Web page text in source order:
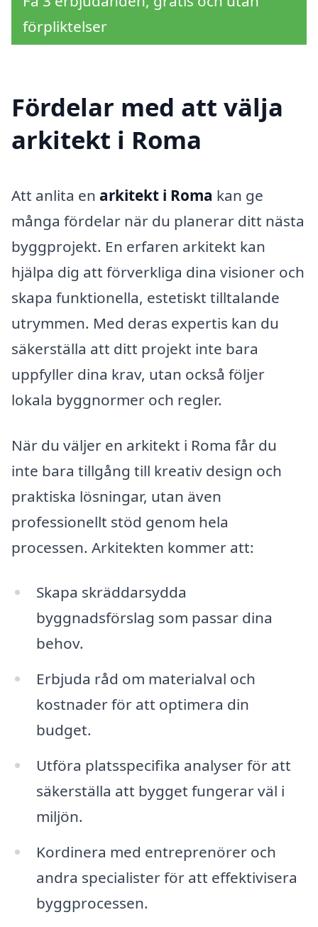
förpliktelser
Fördelar med att välja
arkitekt i Roma
Att anlita en arkitekt i Roma kan ge
många fördelar när du planerar ditt nästa
byggprojekt. En erfaren arkitekt kan
hjälpa dig att förverkliga dina visioner och
skapa funktionella, estetiskt tilltalande
utrymmen. Med deras expertis kan du
säkerställa att ditt projekt inte bara
uppfyller dina krav, utan också följer
lokala byggnormer och regler.
När du väljer en arkitekt i Roma får du
inte bara tillgång till kreativ design och
praktiska lösningar, utan även
professionellt stöd genom hela
processen. Arkitekten kommer att:
Skapa skräddarsydda
byggnadsförslag som passar dina
behov.
Erbjuda råd om materialval och
kostnader för att optimera din
budget.
Utföra platsspecifika analyser för att
säkerställa att bygget fungerar väl i
miljön.
Kordinera med entreprenörer och
andra specialister för att effektivisera
byggprocessen.